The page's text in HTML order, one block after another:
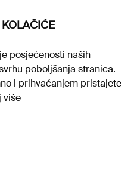
posjećenosti naših
poboljšanja stranica.
i prihvaćanjem pristajete
više